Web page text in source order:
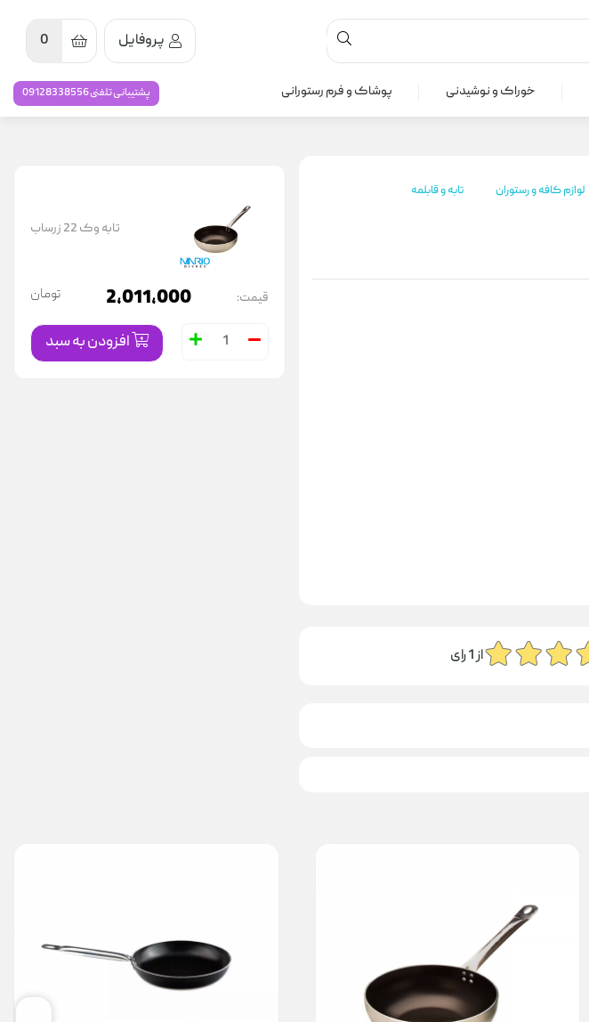
پروفایل 0
خوراک و نوشیدنی پوشاک و فرم رستورانی پشتیبانی تلفنی 09128338556
لوازم کافه و رستوران تابه و قابلمه
از1رای
تابه وک 22 زرساب
قیمت: 2,011,000 تومان
افزودن به سبد